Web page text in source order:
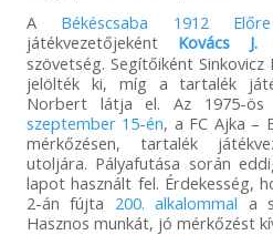
A Békéscsaba 1912
játékvezetőjeként Kovács J.
szövetség. Segítőiként
jelölték ki, míg a tartalék
Norbert látja el. Az 1975-ös
szeptember 15-én, a FC Ajka –
mérkőzésen, tartalék
utoljára. Pályafutása során
lapot használt fel. Érdekesség,
2-án fújta 200. alkalommal a
Hasznos munkát, jó mérkőzést